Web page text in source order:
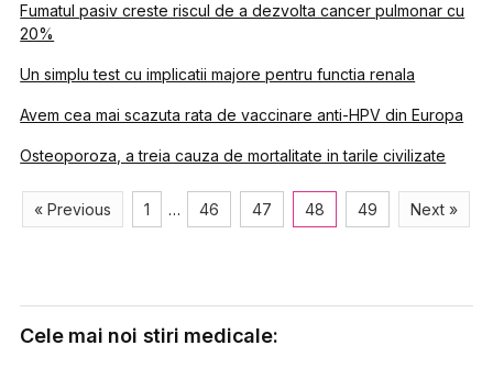
Fumatul pasiv creste riscul de a dezvolta cancer pulmonar cu
20%
Un simplu test cu implicatii majore pentru functia renala
Avem cea mai scazuta rata de vaccinare anti-HPV din Europa
Osteoporoza, a treia cauza de mortalitate in tarile civilizate
« Previous 1 … 46 47 48 49 Next »
Cele mai noi stiri medicale: